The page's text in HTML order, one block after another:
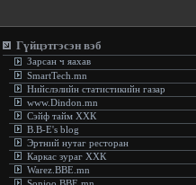
Гүйцэтгэсэн вэб
Зарсан ч яахав
SmartTech.mn
Нийслэлийн статистикийн газар
www.Dindon.mn
Сэйф тайм ХХК
B.B-E's blog
Эртний нутаг ресторан
Каркас зураг ХХК
Warez.BBE.mn